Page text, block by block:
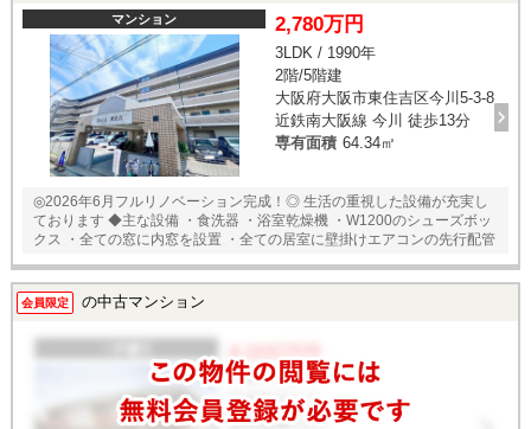
マンション 2,780万円
3LDK / 1990年
2階/5階建
大阪府大阪市東住吉区今川5-3-8
近鉄南大阪線 今川 徒歩13分
専有面積 64.34㎡
◎2026年6月フルリノベーション完成！◎ 生活の重視した設備が充実し
ております ◆主な設備 ・食洗器 ・浴室乾燥機 ・W1200のシューズボッ
クス ・全ての窓に内窓を設置 ・全ての居室に壁掛けエアコンの先行配管
会員限定 の中古マンション